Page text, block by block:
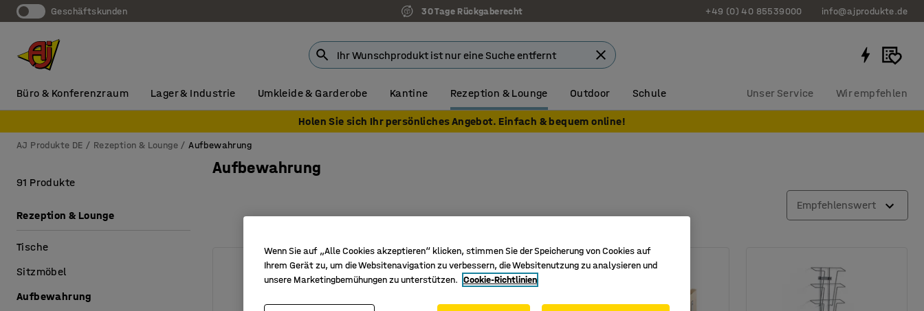
Geschäftskunden 30 Tage Rückgaberecht +49 (0) 40 85539000 info@ajprodukte.de
Büro & Konferenzraum Lager & Industrie Umkleide & Garderobe Kantine Rezeption & Lounge Outdoor Schule Unser Service Wir empfehlen
Holen Sie sich Ihr persönliches Angebot. Einfach & bequem online!
AJ Produkte DE Rezeption & Lounge Aufbewahrung
Aufbewahrung
Empfehlenswert
91 Produkte
Rezeption & Lounge
Tische
Sitzmöbel
Aufbewahrung
Wenn Sie auf „Alle Cookies akzeptieren“ klicken, stimmen Sie der Speicherung von Cookies auf
Ihrem Gerät zu, um die Websitenavigation zu verbessern, die Websitenutzung zu analysieren und
unsere Marketingbemühungen zu unterstützen. Cookie-Richtlinien